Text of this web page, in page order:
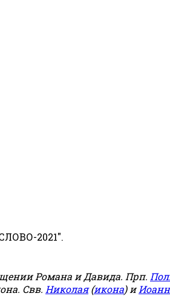
2021".
Романа и Давида. Прп.
Свв. Николая(икона) и